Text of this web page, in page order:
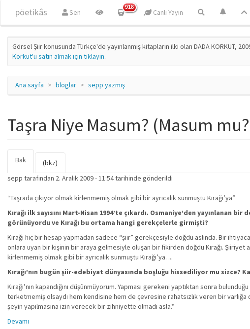
pöetikâs Sen
918
Canlı Yayın
Görsel Şiir konusunda Türkçe'de yayınlanmış kitapların ilki olan DADA KORKUT,
Korkut'u satın almak için tıklayın.
Ana sayfa bloglar sepp yazmış
Taşra Niye Masum? (Masum
Birincil sekmeler
Bak
sekme)
(bkz)
sepp tarafından 2. Aralık 2009 - 11:54 tarihinde gönderildi
“Taşrada çıkıyor olmak kirlenmemiş olmak gibi bir ayrıcalık sunmuştu Kırağı’ya”
Kırağı ilk sayısını Mart-Nisan 1994’te çıkardı. Osmaniye’den
görünüyordu ve Kırağı bu ortama hangi gerekçelerle girmişti?
Kırağı hiç bir hesap yapmadan sadece “şiir” gerekçesiyle doğdu aslında. Bir
onlara uyan bir kişinin bir araya gelmesiyle oluşan bir fikirden doğdu Kırağı. Şiiriyet
kirlenmemiş olmak gibi bir ayrıcalık sunmuştu Kırağı’ya. ...
Kırağı’nın bugün şiir-edebiyat dünyasında boşluğu hissediliyor mu sizce?
Kırağı’nın kapandığını düşünmüyorum. Yapması gerekeni yaptıktan sonra
terketmemiş olsaydı hem kendisine hem de çevresine rahatsızlık veren bir
şeyin yapılmasına izin verecek bir zihniyette olmadı asla.*
Devamı